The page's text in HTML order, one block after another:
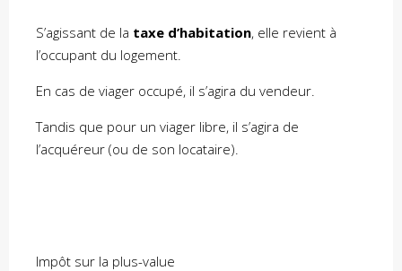
S’agissant de la taxe d’habitation, elle revient à
l’occupant du logement.
En cas de viager occupé, il s’agira du vendeur.
Tandis que pour un viager libre, il s’agira de
l’acquéreur (ou de son locataire).
Impôt sur la plus-value